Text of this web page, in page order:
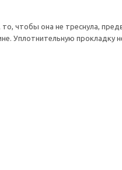
чтобы она не треснула,
Уплотнительную прокладку